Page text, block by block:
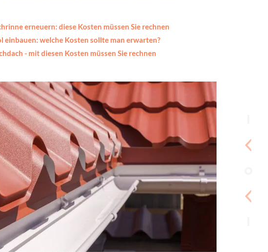
erneuern: diese Kosten müssen Sie rechnen
einbauen: welche Kosten sollte man erwarten?
- mit diesen Kosten müssen Sie rechnen